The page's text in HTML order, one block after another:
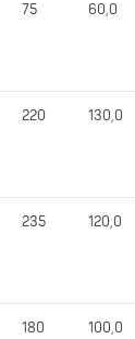
75 60,0
220 130,0
235 120,0
180 100,0